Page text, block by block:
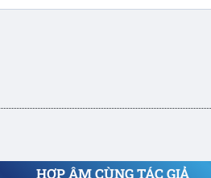
HỢP ÂM CÙNG TÁC GIẢ